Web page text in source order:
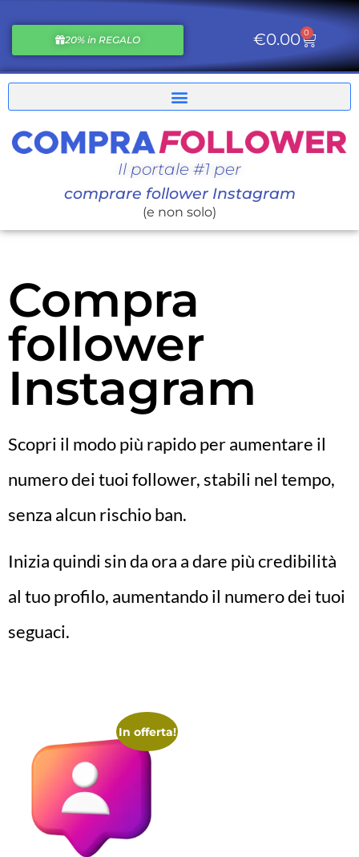
20% in REGALO €0.00 0
Il portale #1 per
comprare follower Instagram
(e non solo)
Compra
follower
Instagram
Scopri il modo più rapido per aumentare il
numero dei tuoi follower, stabili nel tempo,
senza alcun rischio ban.
Inizia quindi sin da ora a dare più credibilità
al tuo profilo, aumentando il numero dei tuoi
seguaci.
In offerta!